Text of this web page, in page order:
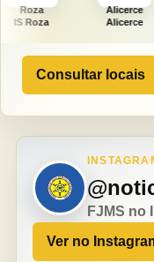
Alicerce J.
Consultar locais
FJMS no
Ver no